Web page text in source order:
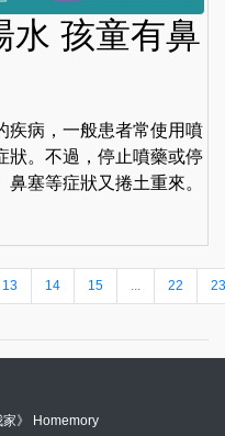
孩童有鼻
疾病，一般患者常使用噴
狀。不過，停止噴藥或停
塞等症狀又捲土重來。
13 14 15 22 23
》 Homemory